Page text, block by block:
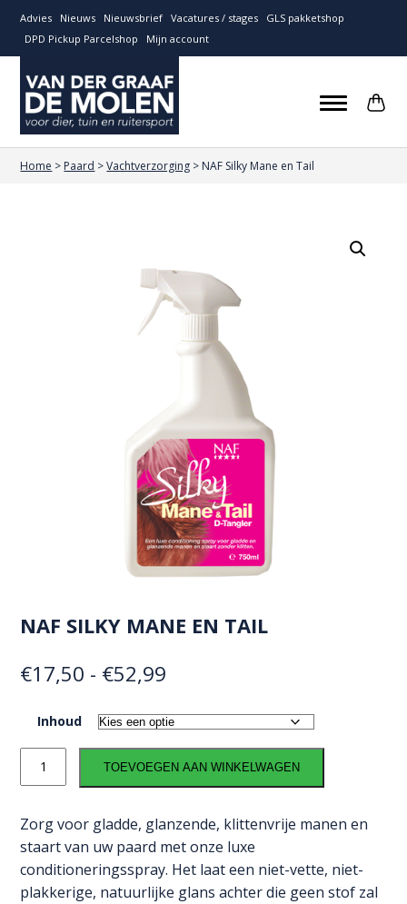
Advies Nieuws Nieuwsbrief Vacatures / stages
GLS pakketshop
DPD Pickup Parcelshop
Mijn account
Home > Paard >Vachtverzorging > NAF Silky Mane en Tail
NAF SILKY MANE EN TAIL
€17,50 - €52,99
tot
€52,99
Inhoud
Silky
en
aantal
TOEVOEGEN AAN WINKELWAGEN
Zorg voor gladde, glanzende, klittenvrije manen en
staart van uw paard met onze luxe
conditioneringsspray. Het laat een niet-vette, niet-
plakkerige, natuurlijke glans achter die geen stof zal